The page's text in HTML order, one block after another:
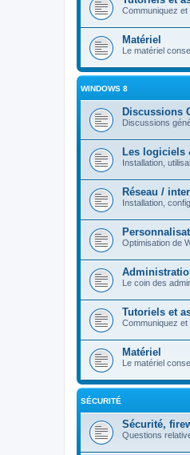
Communiquez
Matériel
Le matériel
WINDOWS 8
Discussions
Discussions
Les logiciels
Installation,
Réseau /
Installation,
Optimisation de
Le coin des
Tutoriels et
Communiquez
Matériel
Le matériel
SÉCURITÉ
Sécurité,
Questions